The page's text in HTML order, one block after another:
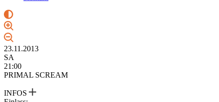
23.11.2013
SA
21:00
PRIMAL SCREAM
INFOS